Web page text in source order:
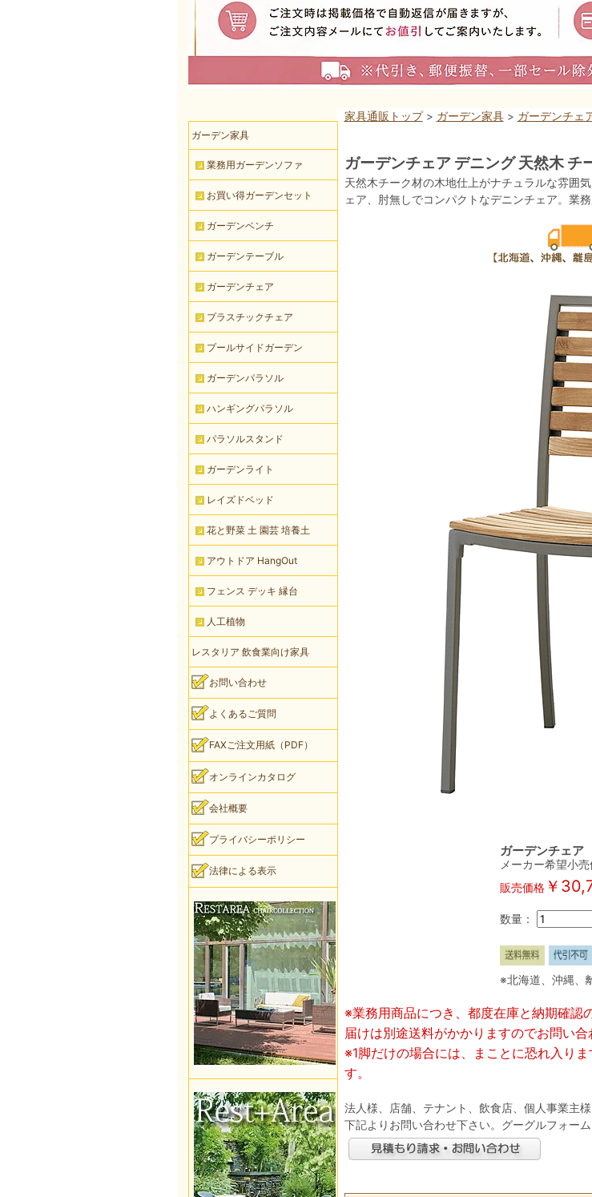
家具通販トップ> ガーデン家具> ガーデンチェ
ガーデンチェア デニング 天然木 チ
天然木チーク材の木地仕上がナチュラルな雰囲
ェア、肘無しでコンパクトなデニンチェア。業務
ガーデンチェ
メーカー希望小売
販売価格￥
数量：
※北海道、沖縄、
※業務用商品につき、都度在庫と納期確認
届けは別途送料がかかりますのでお問い合
※1脚だけの場合には、まことに恐れ入り
す。
法人様、店舗、テナント、飲食店、個人事業主
下記よりお問い合わせ下さい。グーグルフォーム
ガーデン家具
業務用ガーデンソファ
お買い得ガーデンセット
ガーデンベンチ
ガーデンテーブル
ガーデンチェア
プラスチックチェア
プールサイドガーデン
ガーデンパラソル
ハンギングパラソル
パラソルスタンド
ガーデンライト
レイズドベッド
花と野菜 土 園芸 培養土
アウトドア HangOut
フェンス デッキ 縁台
人工植物
レスタリア 飲食業向け家具
お問い合わせ
よくあるご質問
FAXご注文用紙（PDF）
オンラインカタログ
会社概要
プライバシーポリシー
法律による表示